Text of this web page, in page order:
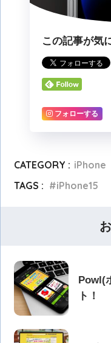
この記事が気
フォローする
CATEGORY : iPhone
TAGS :
iPhone15
Powl(
ト！